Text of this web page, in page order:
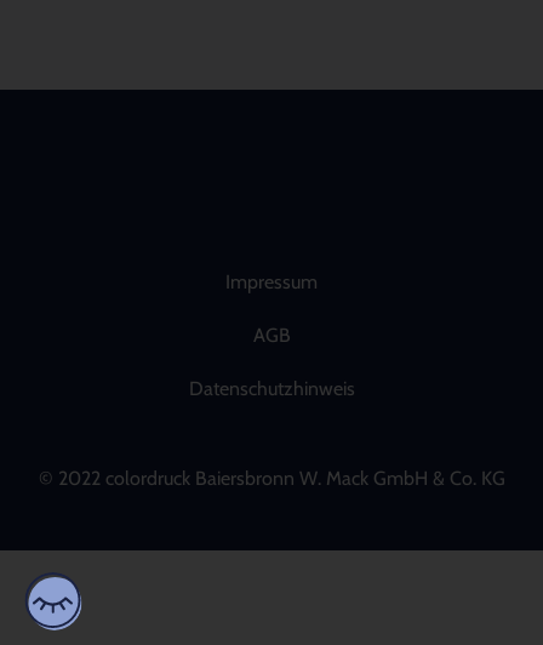
Impressum
AGB
Datenschutzhinweis
© 2022 colordruck Baiersbronn W. Mack GmbH & Co. KG